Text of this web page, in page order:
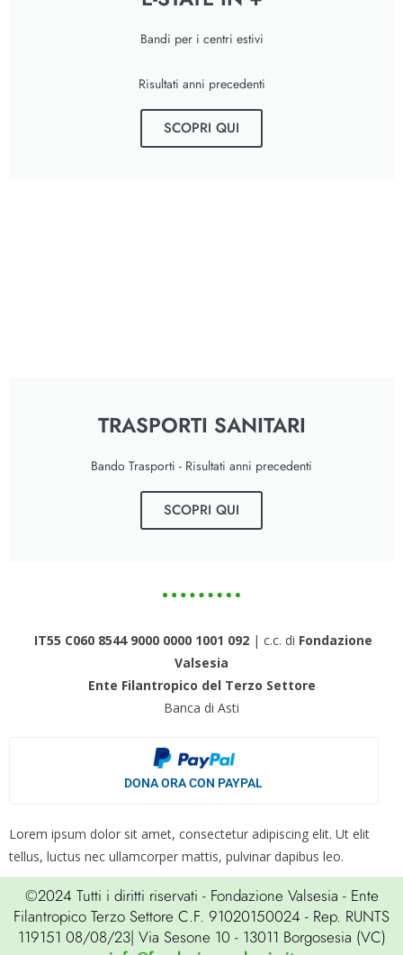
Bandi per i centri estivi
Risultati anni precedenti
SCOPRI QUI
TRASPORTI SANITARI
Bando Trasporti - Risultati anni precedenti
SCOPRI QUI
IT55 C060 8544 9000 0000 1001 092 | c.c. di Fondazione
Valsesia
Ente Filantropico del Terzo Settore
Banca di Asti
DONA ORA CON PAYPAL
Lorem ipsum dolor sit amet, consectetur adipiscing elit. Ut elit
tellus, luctus nec ullamcorper mattis, pulvinar dapibus leo.
©2024 Tutti i diritti riservati - Fondazione Valsesia - Ente
Filantropico Terzo Settore C.F. 91020150024 - Rep. RUNTS
119151 08/08/23| Via Sesone 10 - 13011 Borgosesia (VC)